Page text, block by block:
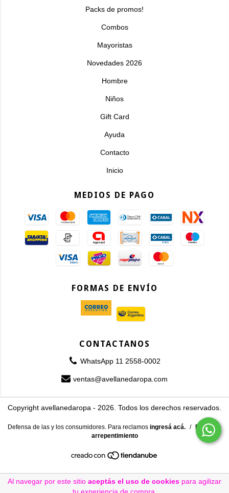
Al navegar por este sitio aceptás el uso de cookies para agilizar
Packs de promos!
Combos
Mayoristas
Novedades 2026
Hombre
Niños
Gift Card
Ayuda
Contacto
Inicio
MEDIOS DE PAGO
FORMAS DE ENVÍO
CONTACTANOS
WhatsApp 11 2558-0002
ventas@avellanedaropa.com
Copyright avellanedaropa - 2026. Todos los derechos reservados.
Defensa de las y los consumidores. Para reclamos ingresá acá. / Botón de
arrepentimiento